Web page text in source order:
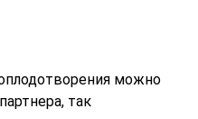
можно
так